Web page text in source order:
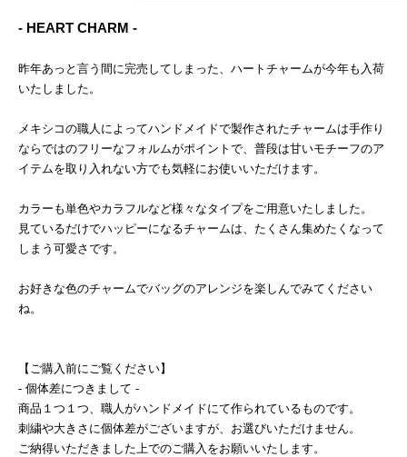
- HEART CHARM -
昨年あっと言う間に完売してしまった、ハートチャームが今年も入荷
いたしました。
メキシコの職人によってハンドメイドで製作されたチャームは手作り
ならではのフリーなフォルムがポイントで、普段は甘いモチーフのア
イテムを取り入れない方でも気軽にお使いいただけます。
カラーも単色やカラフルなど様々なタイプをご用意いたしました。
見ているだけでハッピーになるチャームは、たくさん集めたくなって
しまう可愛さです。
お好きな色のチャームでバッグのアレンジを楽しんでみてください
ね。
【ご購入前にご覧ください】
- 個体差につきまして -
商品１つ１つ、職人がハンドメイドにて作られているものです。
刺繍や大きさに個体差がございますが、お選びいただけません。
ご納得いただきました上でのご購入をお願いいたします。